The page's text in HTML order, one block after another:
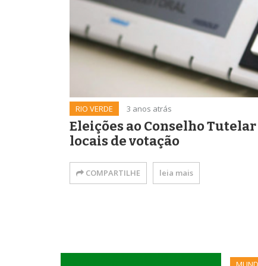
RIO VERDE 3 anos atrás
Eleições ao Conselho
locais de votação
COMPARTILHE leia mais